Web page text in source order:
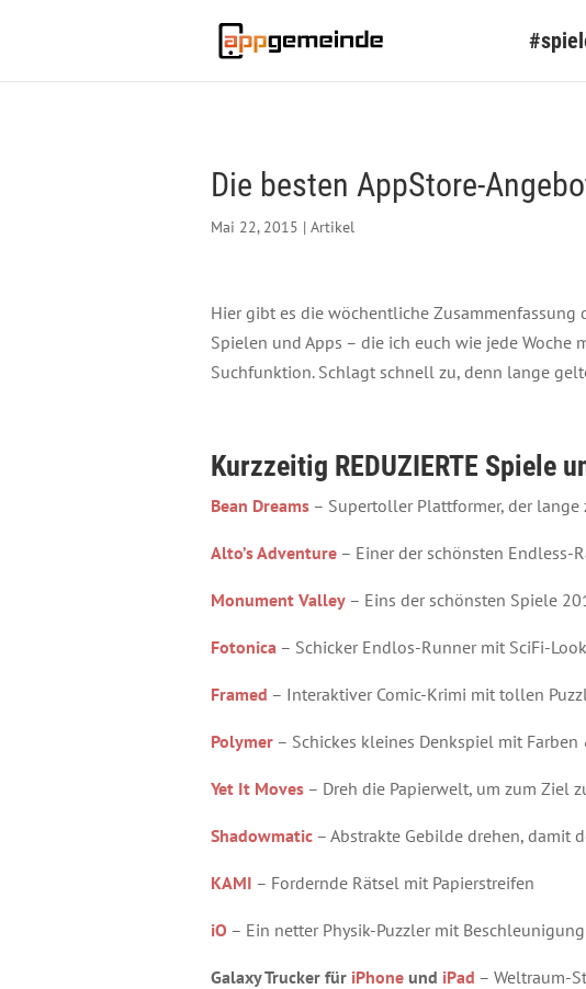
Die besten AppStore-
Mai 22, 2015 | Artikel
Hier gibt es die wöchentliche
Spielen und Apps – die ich euch wie jede Woche
Suchfunktion. Schlagt schnell zu, denn lange
Kurzzeitig REDUZIERTE Spiele
Bean Dreams – Supertoller Plattformer, der
Alto’s Adventure – Einer der schönsten Endless-
Monument Valley – Eins der schönsten Spiele
Fotonica – Schicker Endlos-Runner mit SciFi-
Framed – Interaktiver Comic-Krimi mit tollen
Polymer – Schickes kleines Denkspiel mit Farben
Yet It Moves – Dreh die Papierwelt, um zum Ziel
Shadowmatic – Abstrakte Gebilde drehen, damit
KAMI – Fordernde Rätsel mit Papierstreifen
iO – Ein netter Physik-Puzzler mit Beschleunigung
Galaxy Trucker für iPhone und iPad – Weltraum-